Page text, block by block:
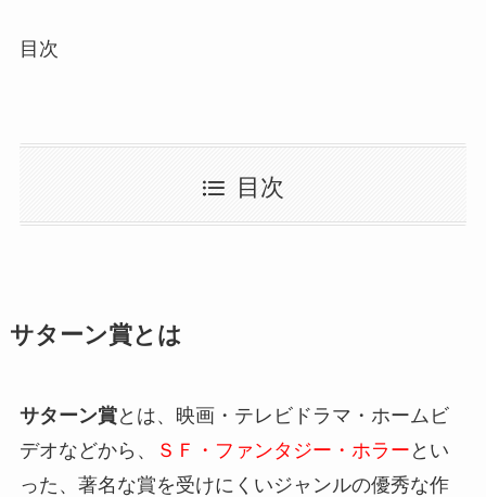
目次
目次
サターン賞とは
サターン賞とは、映画・テレビドラマ・ホームビ
デオなどから、
ＳＦ・ファンタジー・ホラー とい
った、著名な賞を受けにくいジャンルの優秀な作